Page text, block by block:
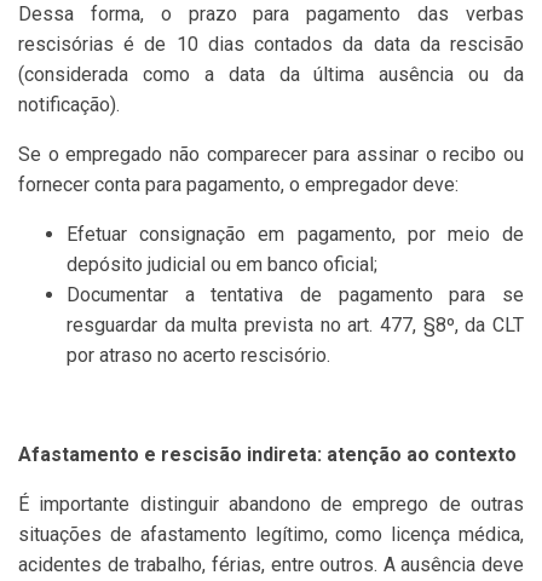
Dessa forma, o prazo para pagamento das verbas
rescisórias é de 10 dias contados da data da rescisão
(considerada como a data da última ausência ou da
notificação).
Se o empregado não comparecer para assinar o recibo ou
fornecer conta para pagamento, o empregador deve:
Efetuar consignação em pagamento, por meio de
depósito judicial ou em banco oficial;
Documentar a tentativa de pagamento para se
resguardar da multa prevista no art. 477, §8º, da CLT
por atraso no acerto rescisório.
Afastamento e rescisão indireta: atenção ao contexto
É importante distinguir abandono de emprego de outras
situações de afastamento legítimo, como licença médica,
acidentes de trabalho, férias, entre outros. A ausência deve